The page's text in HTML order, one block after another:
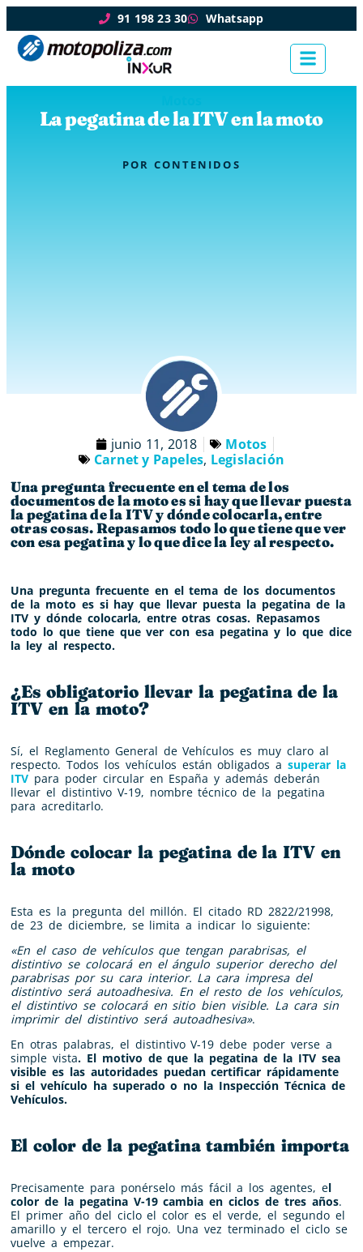
91 198 23 30 Whatsapp
La pegatina de la ITV en la moto
POR CONTENIDOS
junio 11, 2018
Motos
Carnet y Papeles, Legislación
Una pregunta frecuente en el tema de los
documentos de la moto es si hay que llevar puesta
la pegatina de la ITV y dónde colocarla, entre
otras cosas. Repasamos todo lo que tiene que ver
con esa pegatina y lo que dice la ley al respecto.
Una pregunta frecuente en el tema de los documentos
de la moto es si hay que llevar puesta la pegatina de la
ITV y dónde colocarla, entre otras cosas. Repasamos
todo lo que tiene que ver con esa pegatina y lo que dice
la ley al respecto.
¿Es obligatorio llevar la pegatina de la
ITV en la moto?
Sí, el Reglamento General de Vehículos es muy claro al
respecto. Todos los vehículos están obligados asuperar la
ITV para poder circular en España y además deberán
llevar el distintivo V-19, nombre técnico de la pegatina
para acreditarlo.
Dónde colocar la pegatina de la ITV en
la moto
Esta es la pregunta del millón. El citado RD 2822/21998,
de 23 de diciembre, se limita a indicar lo siguiente:
«En el caso de vehículos que tengan parabrisas, el
distintivo se colocará en el ángulo superior derecho del
parabrisas por su cara interior. La cara impresa del
distintivo será autoadhesiva. En el resto de los vehículos,
el distintivo se colocará en sitio bien visible. La cara sin
imprimir del distintivo será autoadhesiva».
En otras palabras, el distintivo V-19 debe poder verse a
simple vista. El motivo de que la pegatina de la ITV sea
visible es las autoridades puedan certificar rápidamente
si el vehículo ha superado o no la Inspección Técnica de
Vehículos.
El color de la pegatina también importa
Precisamente para ponérselo más fácil a los agentes, el
color de la pegatina V-19 cambia en ciclos de tres años.
El primer año del ciclo el color es el verde, el segundo el
amarillo y el tercero el rojo. Una vez terminado el ciclo se
vuelve a empezar.